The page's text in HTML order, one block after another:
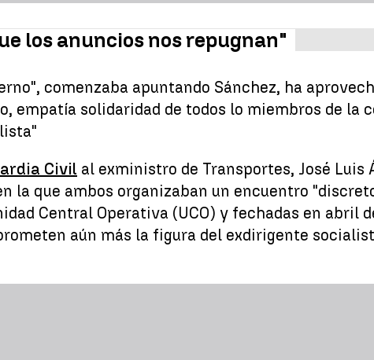
los anuncios nos repugnan"
comenzaba apuntando Sánchez, ha
empatía solidaridad de todos lo miembros de
Civil al exministro de Transportes, José Luis
la que ambos organizaban un encuentro
Central Operativa (UCO) y fechadas en abril
aún más la figura del exdirigente